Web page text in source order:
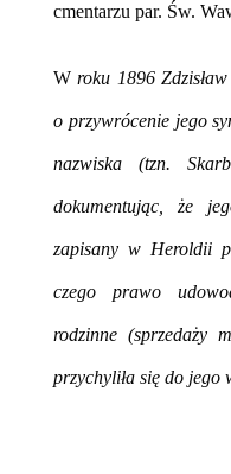
cmentarzu par. Św.
Wroku 1896
o przywrócenie jego
nazwiska (tzn.
dokumentując, że
zapisany w Heroldii
czego prawo
rodzinne (sprzedaży
przychyliła się do jego